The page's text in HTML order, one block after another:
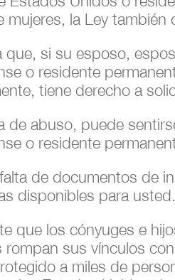
mujeres, la Ley
que, si su esposo,
o residente
tiene derecho a
de abuso, puede
o residente
de documentos de
disponibles para usted.
que los cónyuges e
rompan sus vínculos
a miles de